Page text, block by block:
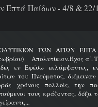
Επτά Παίδων - 4/8 & 22/
ΤΩΝ ΑΓΙΩΝ ΕΠΤΑ
Απολυτίκιον.Ήχος α΄.
εν Εφέσω εκλάμψαντες,
του Πνεύματος,
χρόνοις πολλοίς, την
τους κράζοντας,